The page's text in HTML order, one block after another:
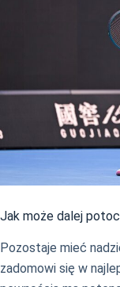
Jak może dalej
Pozostaje mieć
zadomowi się w